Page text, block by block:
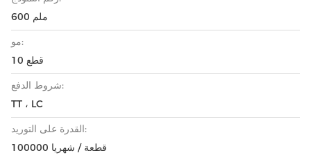
600 ملم
مو:
10 قطع
شروط الدفع:
TT ، LC
القدرة على التوريد:
100000 قطعة / شهريا